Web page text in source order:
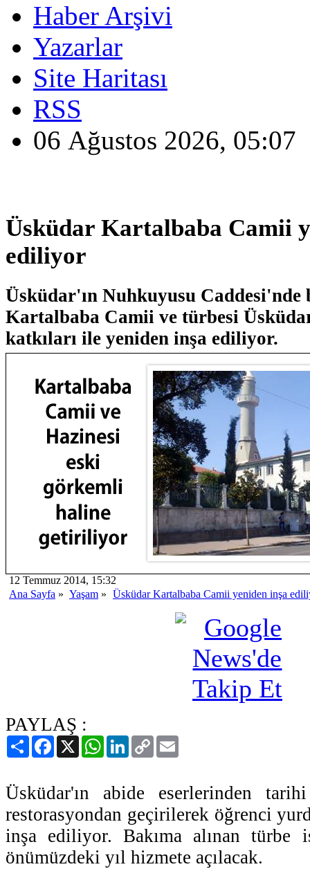
Haber Arşivi
Yazarlar
Site Haritası
RSS
06 Ağustos 2026, 05:07
Üsküdar Kartalbaba Camii
ediliyor
Üsküdar'ın Nuhkuyusu
Kartalbaba Camii ve türbesi
katkıları ile yeniden inşa ediliyor.
12 Temmuz 2014, 15:32
Ana Sayfa » Yaşam » Üsküdar Kartalbaba Camii yeniden inşa
PAYLAŞ :
PaylaşFacebook
X WhatsAppLinkedIn
Copy
Link
Üsküdar'ın abide eserlerinden
restorasyondan geçirilerek öğrenci
inşa ediliyor. Bakıma alınan
önümüzdeki yıl hizmete açılacak.